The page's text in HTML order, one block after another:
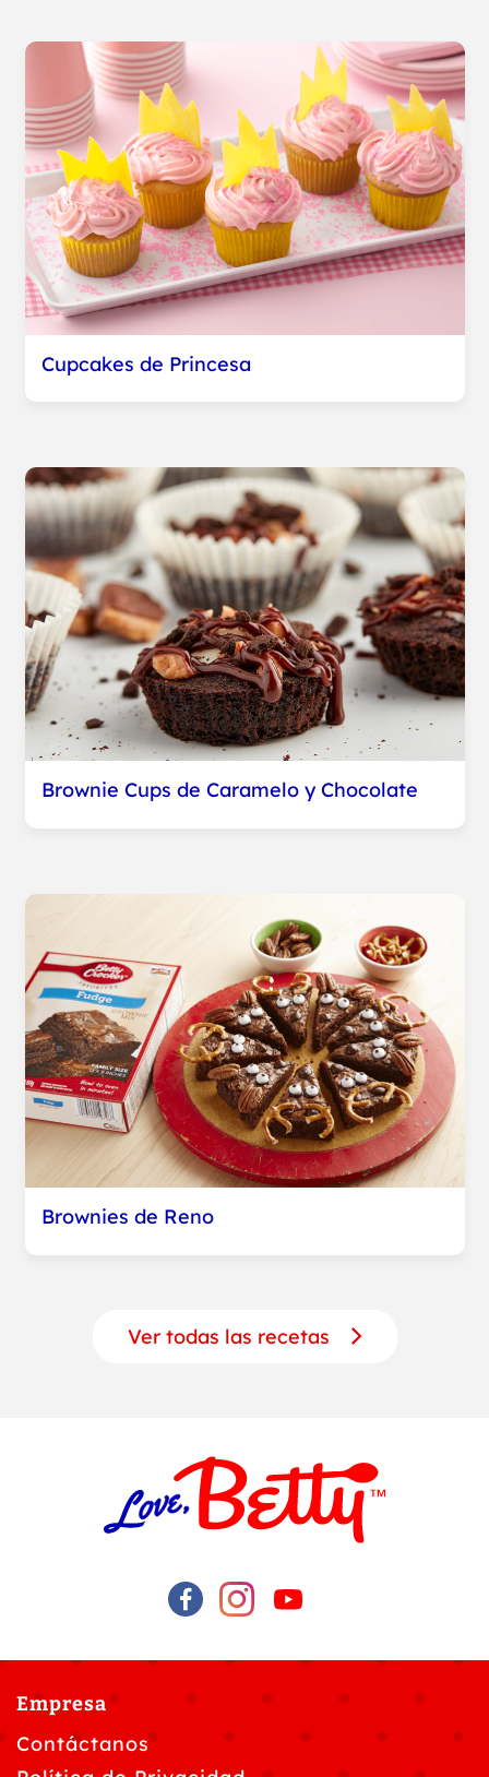
Cupcakes de Princesa
Brownie Cups de Caramelo y Chocolate
Brownies de Reno
Ver todas las recetas
Empresa
Contáctanos